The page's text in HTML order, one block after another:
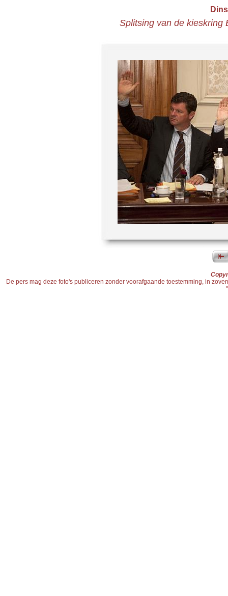
Splitsing van de kieskring
De pers mag deze foto's publiceren zonder voorafgaande toestemming, in